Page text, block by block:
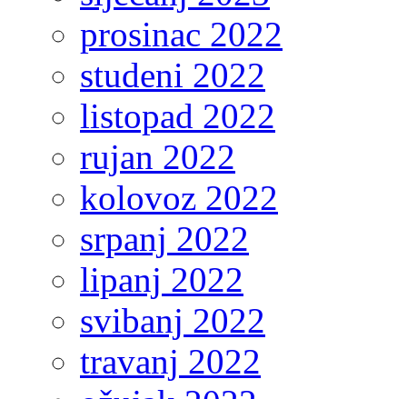
prosinac 2022
studeni 2022
listopad 2022
rujan 2022
kolovoz 2022
srpanj 2022
lipanj 2022
svibanj 2022
travanj 2022